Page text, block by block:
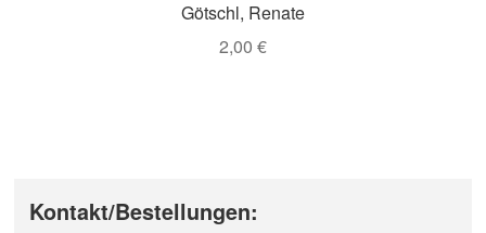
Götschl, Renate
2,00 €
Kontakt/Bestellungen: